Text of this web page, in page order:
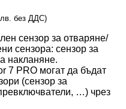
без ДДС)
сензор за отваряне/
сензора: сензор за
накланяне.
7 PRO могат да бъдат
(сензор за
…) чрез